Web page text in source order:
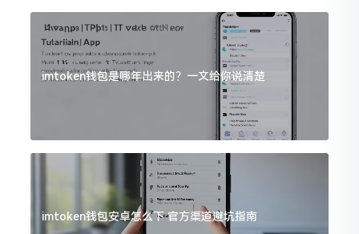
imtoken钱包是哪年出来的？一文给你说清楚
imtoken钱包安卓怎么下 官方渠道避坑指南